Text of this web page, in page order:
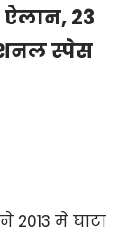
ऐलान, 23
स्पेस
2013 में घाटा